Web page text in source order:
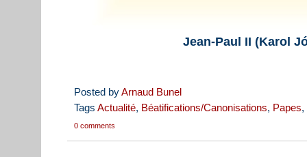
Jean-Paul II (Karol
Posted byArnaud Bunel
Tags Actualité, Béatifications/Canonisations, Papes,
0 comments